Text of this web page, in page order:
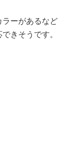
ラーがあるなど
きそうです。